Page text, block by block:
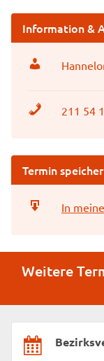
Information &
211 54
Termin
In
Weitere